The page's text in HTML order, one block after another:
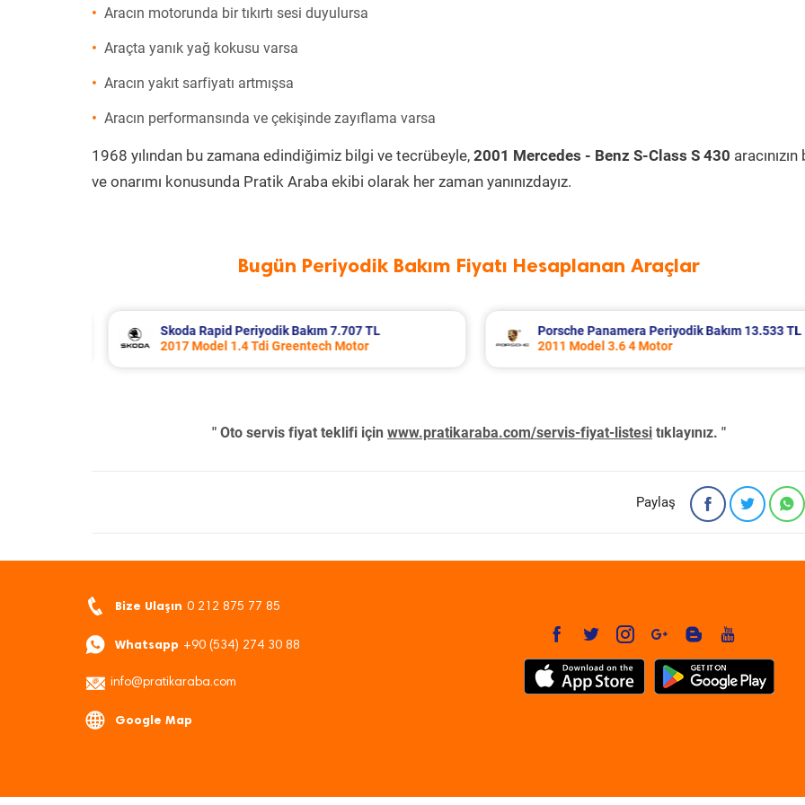
Aracın motorunda bir tıkırtı sesi duyulursa
Araçta yanık yağ kokusu varsa
Aracın yakıt sarfiyatı artmışsa
Aracın performansında ve çekişinde zayıflama varsa
1968 yılından bu zamana edindiğimiz bilgi ve tecrübeyle, 2001 Mercedes - Benz S-Class S 430 aracınızın
ve onarımı konusunda Pratik Araba ekibi olarak her zaman yanınızdayız.
Bugün Periyodik Bakım Fiyatı Hesaplanan Araçlar
Porsche Panamera Periyodik Bakım 13.533 TL
2011 Model 3.6 4 Motor
Renault Fluence Periyodik Bakım 8.285 TL
2016 Model 1.5 Dci Motor
" Oto servis fiyat teklifi için www.pratikaraba.com/servis-fiyat-listesi tıklayınız. "
Paylaş
Bize Ulaşın 0 212 875 77 85
Whatsapp +90 (534) 274 30 88
info@pratikaraba.com
Google Map